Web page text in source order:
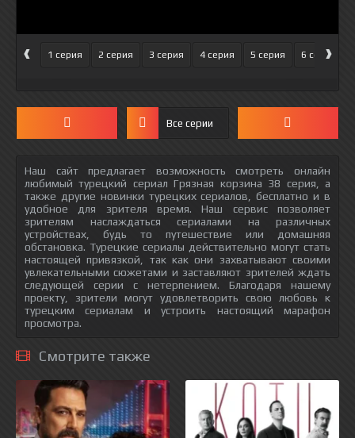
‹ 1 серия 2 серия 3 серия 4 серия 5 серия 6 серия
›
Все серии
Наш сайт предлагает возможность смотреть онлайн
любимый турецкий сериал Грязная корзина 38 серия, а
также другие новинки турецких сериалов, бесплатно и в
удобное для зрителя время. Наш сервис позволяет
зрителям наслаждаться сериалами на различных
устройствах, будь то путешествие или домашняя
обстановка. Турецкие сериалы действительно могут стать
настоящей привязкой, так как они захватывают своими
увлекательными сюжетами и заставляют зрителей ждать
следующей серии с нетерпением. Благодаря нашему
проекту, зрители могут удовлетворить свою любовь к
турецким сериалам и устроить настоящий марафон
просмотра.
Смотрите также